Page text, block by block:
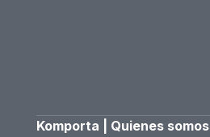
Komporta | Quienes somos